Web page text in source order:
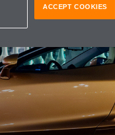
ACCEPT COOKIES